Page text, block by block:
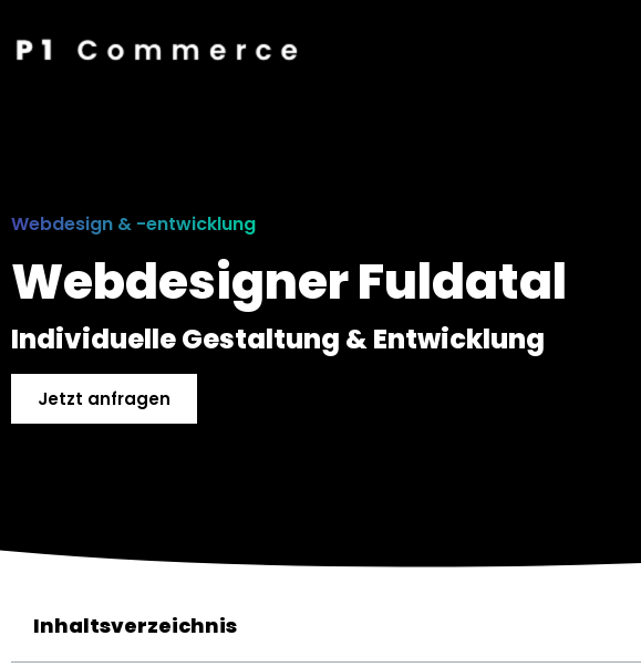
Webdesign & -entwicklung
Webdesigner Fuldatal
Individuelle Gestaltung & Entwicklung
Jetzt anfragen
Inhaltsverzeichnis